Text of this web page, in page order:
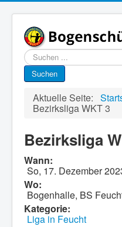
Suchen
...
Suchen
Aktuelle Seite:
Bezirksliga WKT 3
Bezirksliga
Wann:
So, 17. Dezember
Wo:
Bogenhalle, BS
Kategorie:
Liga in Feucht